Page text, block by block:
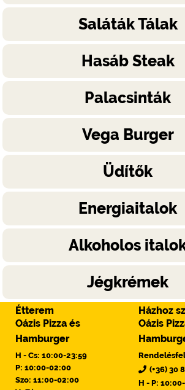
Saláták Tálak
Hasáb Steak
Palacsinták
Vega Burger
Üdítők
Energiaitalok
Alkoholos
Jégkrémek
Étterem
Oázis Pizza és
Hamburger
H - Cs: 10:00-23:59
P: 10:00-02:00
Szo: 11:00-02:00
Házhoz
Oázis
(+36) 30
H - P: